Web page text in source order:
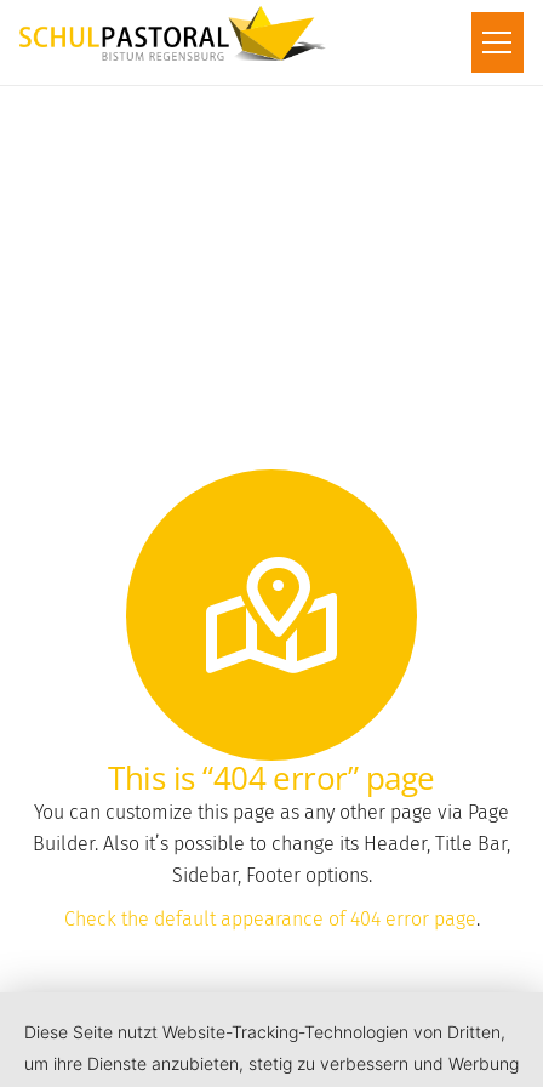
This is “404 error” page
You can customize this page as any other page via Page
Builder. Also it’s possible to change its Header, Title Bar,
Sidebar, Footer options.
Check the default appearance of 404 error page.
Diese Seite nutzt Website-Tracking-Technologien von Dritten,
um ihre Dienste anzubieten, stetig zu verbessern und Werbung